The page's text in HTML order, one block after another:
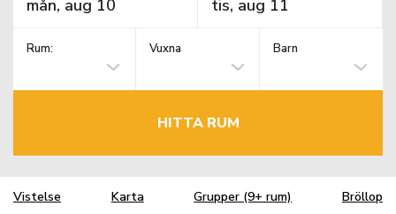
Rum: Vuxna Barn
HITTA RUM
Vistelse Karta Grupper (9+ rum) Bröllop